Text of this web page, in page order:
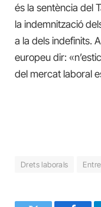
és la sentència del
la indemnització
a la dels indefinits.
europeu dir:
del mercat laboral
Drets laborals